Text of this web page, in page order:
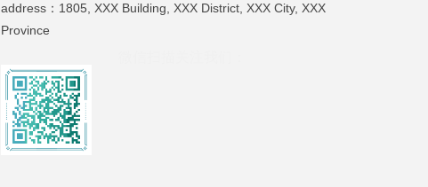
address： 1805, XXX Building, XXX District, XXX City, XXX
Province